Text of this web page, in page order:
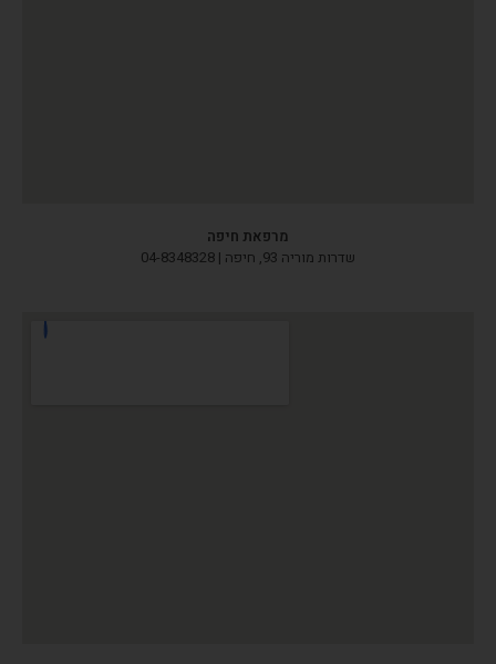
מרפאת חיפה
שדרות מוריה 93, חיפה | 04-8348328